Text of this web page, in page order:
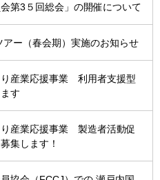
第3５回総会」の開催について
ー（春会期）実施のお知らせ
産業応援事業 利用者支援型
す
産業応援事業 製造者活動促
集します！